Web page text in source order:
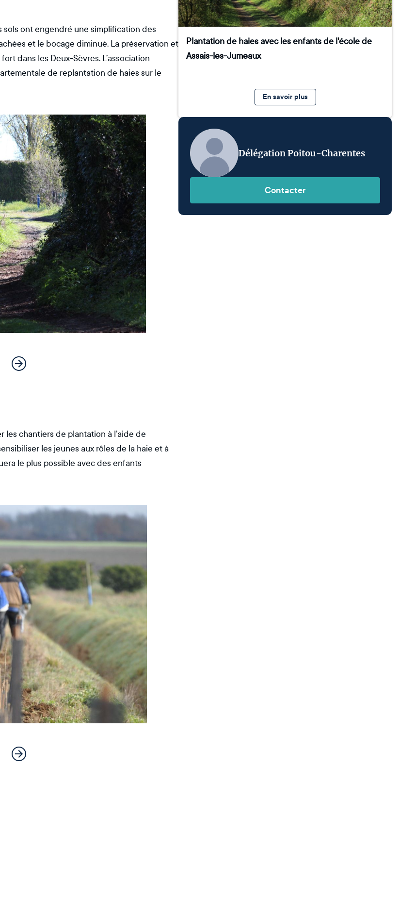
sols ont engendré une simplification des
et le bocage diminué. La préservation et
dans les Deux-Sèvres. L’association
de replantation de haies sur le
les chantiers de plantation à l’aide de
les jeunes aux rôles de la haie et à
le plus possible avec des enfants
Plantation de haies avec les enfants de l'école de
Assais-les-Jumeaux
En savoir plus
Délégation Poitou-Charentes
Contacter